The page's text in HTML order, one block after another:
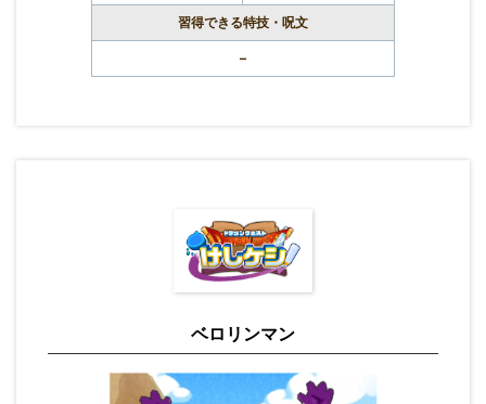
習得できる特技・呪文
–
ベロリンマン